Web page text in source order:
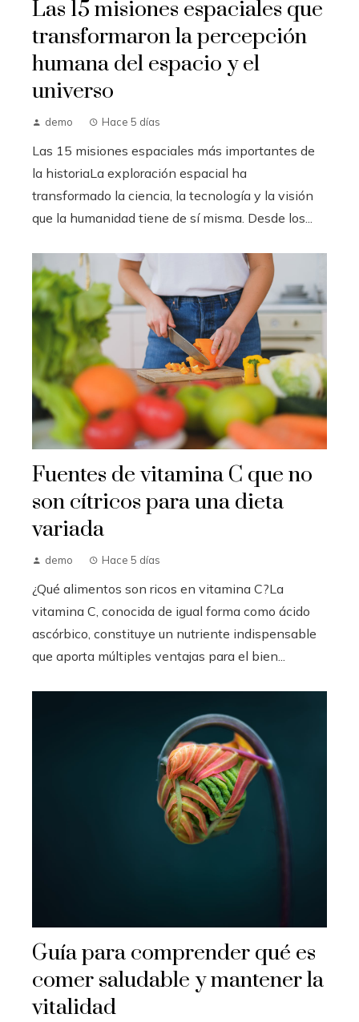
Las 15 misiones espaciales que
transformaron la percepción
humana del espacio y el
universo
demo Hace 5 días
Las 15 misiones espaciales más importantes de
la historiaLa exploración espacial ha
transformado la ciencia, la tecnología y la visión
que la humanidad tiene de sí misma. Desde los...
Fuentes de vitamina C que no
son cítricos para una dieta
variada
demo Hace 5 días
¿Qué alimentos son ricos en vitamina C?La
vitamina C, conocida de igual forma como ácido
ascórbico, constituye un nutriente indispensable
que aporta múltiples ventajas para el bien...
Guía para comprender qué es
comer saludable y mantener la
vitalidad